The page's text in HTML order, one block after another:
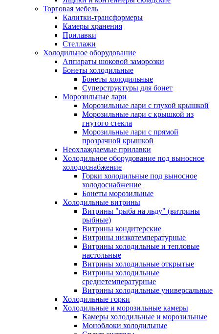
Торговая мебель
Калитки-трансформеры
Камеры хранения
Прилавки
Стеллажи
Холодильное оборудование
Аппараты шоковой заморозки
Бонеты холодильные
Бонеты холодильные
Суперструктуры для бонет
Морозильные лари
Морозильные лари с глухой крышкой
Морозильные лари с крышкой из
гнутого стекла
Морозильные лари с прямой
прозрачной крышкой
Неохлаждаемые прилавки
Холодильное оборудование под выносное
холодоснабжение
Горки холодильные под выносное
холодоснабжение
Бонеты морозильные
Холодильные витрины
Витрины "рыба на льду" (витрины
рыбные)
Витрины кондитерские
Витрины низкотемпературные
Витрины холодильные и тепловые
настольные
Витрины холодильные открытые
Витрины холодильные
среднетемпературные
Витрины холодильные универсальные
Холодильные горки
Холодильные и морозильные камеры
Камеры холодильные и морозильные
Моноблоки холодильные